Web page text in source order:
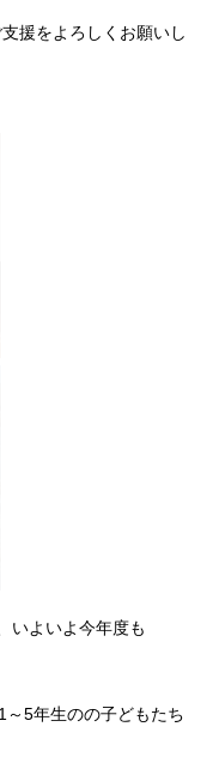
援をよろしくお願いし
いよいよ今年度も
5年生のの子どもたち